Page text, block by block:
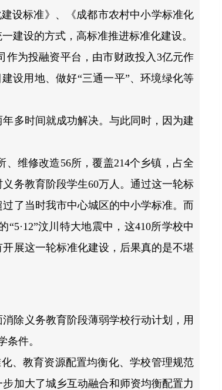
设标准》、《成都市农村中小学标准化
建设的方式，高标准推进标准化建设。
为投融资平台，由市财政投入3亿元作
设用地、做好“三通一平”、环境绿化等
多时间就成功解决。与此同时，因为建
、维修改造56所，覆盖214个乡镇，占全
务教育阶段学生60万人。通过这一轮标
了当时我市中心城区的中小学标准。而
汶川特大地震中，这410所学校中
展这一轮标准化建设，后果真的是不堪
除义务教育阶段薄弱学校行动计划，用
件。
、教育资源配置均衡化、学校管理规范
加大了城乡互动融合和师资均衡配置力